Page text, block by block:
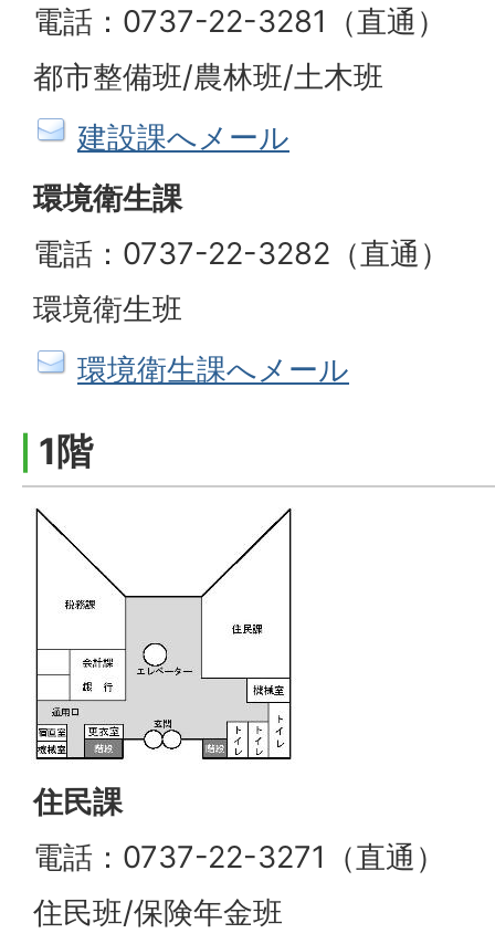
電話：0737-22-3281（直通）
都市整備班/農林班/土木班
建設課へメール
環境衛生課
電話：0737-22-3282（直通）
環境衛生班
環境衛生課へメール
1階
住民課
電話：0737-22-3271（直通）
住民班/保険年金班